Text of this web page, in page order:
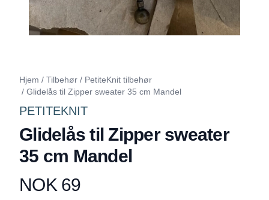
Hjem / Tilbehør / PetiteKnit tilbehør
/ Glidelås til Zipper sweater 35 cm Mandel
PETITEKNIT
Glidelås til Zipper sweater
35 cm Mandel
Produktdetaljer
NOK 69